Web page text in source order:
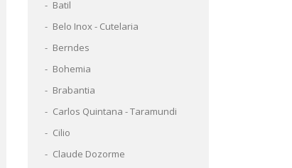
Batil
Belo Inox - Cutelaria
Berndes
Bohemia
Brabantia
Carlos Quintana - Taramundi
Cilio
Claude Dozorme